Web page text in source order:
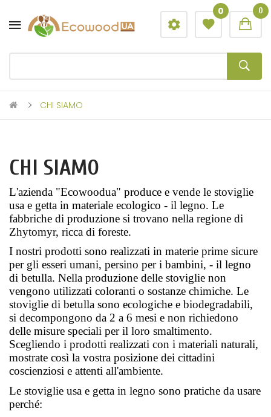
0 0
CHI SIAMO
CHI SIAMO
L'azienda "Ecowoodua" produce e vende le stoviglie
usa e getta in materiale ecologico - il legno. Le
fabbriche di produzione si trovano nella regione di
Zhytomyr, ricca di foreste.
I nostri prodotti sono realizzati in materie prime sicure
per gli esseri umani, persino per i bambini, - il legno
di betulla. Nella produzione delle stoviglie non
vengono utilizzati coloranti o sostanze chimiche. Le
stoviglie di betulla sono ecologiche e biodegradabili,
si decompongono da 2 a 6 mesi e non richiedono
delle misure speciali per il loro smaltimento.
Scegliendo i prodotti realizzati con i materiali naturali,
mostrate così la vostra posizione dei cittadini
coscienziosi e attenti all'ambiente.
Le stoviglie usa e getta in legno sono pratiche da usare
perché: